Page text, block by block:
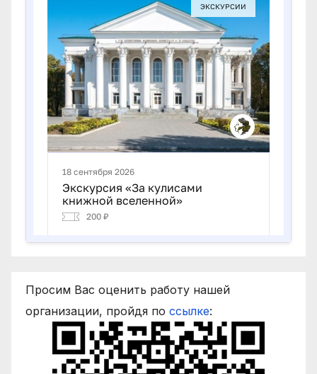
Просим Вас оценить работу нашей
организации, пройдя по ссылке: